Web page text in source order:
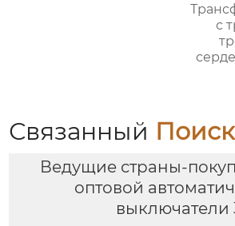
с
Связанный Поиск
Ведущие страны-
оптовой
выключатели